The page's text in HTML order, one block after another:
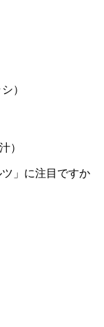
）
）
」に注目ですか